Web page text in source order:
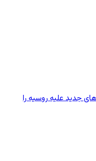
جدید علیه روسیه را